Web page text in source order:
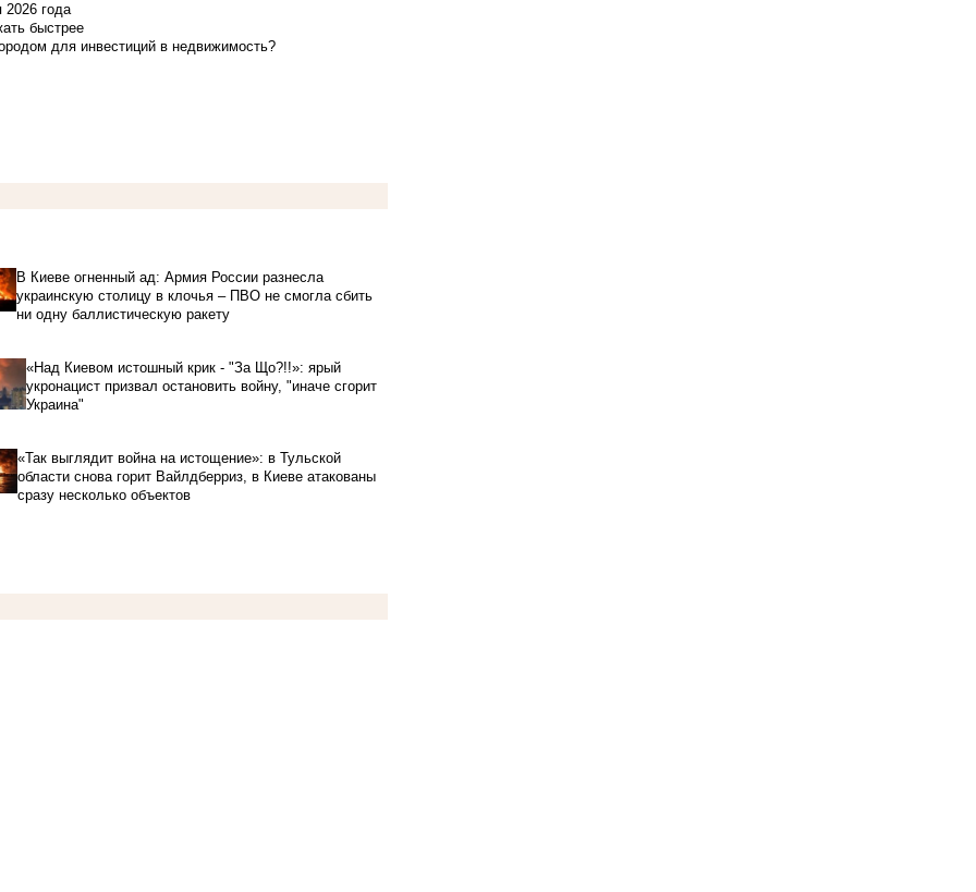
2026 года
быстрее
для инвестиций в недвижимость?
В Киеве огненный ад: Армия России разнесла
украинскую столицу в клочья – ПВО не смогла сбить
ни одну баллистическую ракету
«Над Киевом истошный крик - "За Що?!!»: ярый
укронацист призвал остановить войну, "иначе сгорит
Украина"
«Так выглядит война на истощение»: в Тульской
области снова горит Вайлдберриз, в Киеве атакованы
сразу несколько объектов